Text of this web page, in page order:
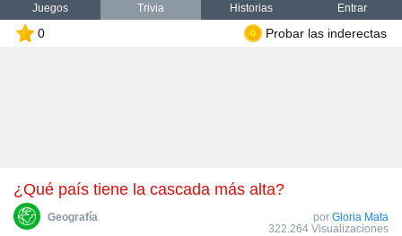
Juegos Trivia Historias Entrar
0 Probar las inderectas
¿Qué país tiene la cascada más alta?
Geografía por Gloria Mata
322.264 Visualizaciones